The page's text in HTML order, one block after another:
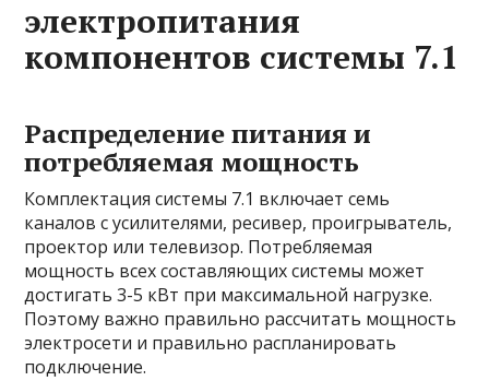
электропитания
компонентов системы 7.1
Распределение питания и
потребляемая мощность
Комплектация системы 7.1 включает семь
каналов с усилителями, ресивер, проигрыватель,
проектор или телевизор. Потребляемая
мощность всех составляющих системы может
достигать 3-5 кВт при максимальной нагрузке.
Поэтому важно правильно рассчитать мощность
электросети и правильно распланировать
подключение.